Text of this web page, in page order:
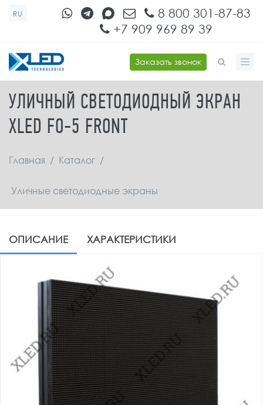
Перейти к основному содержанию
RU
8 800 301-87-83
+7 909 969 89 39
Заказать звонок
ФОРМА ПОИСКА
УЛИЧНЫЙ СВЕТОДИОДНЫЙ ЭКРАН
XLED FO-5 FRONT
Главная / Каталог /
Уличные светодиодные экраны
ОПИСАНИЕ ХАРАКТЕРИСТИКИ